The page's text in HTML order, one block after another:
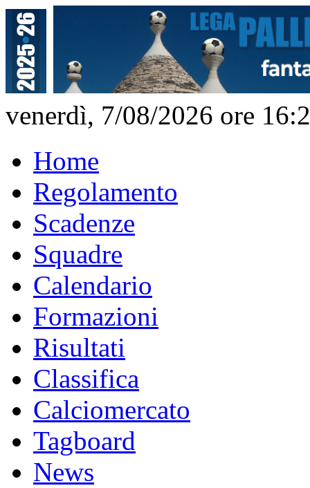
venerdì, 7/08/2026 ore
Home
Regolamento
Scadenze
Squadre
Calendario
Formazioni
Risultati
Classifica
Calciomercato
Tagboard
News